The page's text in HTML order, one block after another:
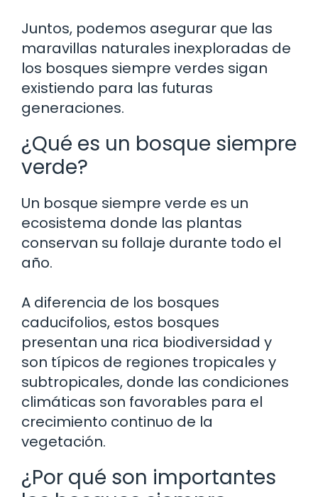
Juntos, podemos asegurar que las
maravillas naturales inexploradas de
los bosques siempre verdes sigan
existiendo para las futuras
generaciones.
¿Qué es un bosque siempre
verde?
Un bosque siempre verde es un
ecosistema donde las plantas
conservan su follaje durante todo el
año.
A diferencia de los bosques
caducifolios, estos bosques
presentan una rica biodiversidad y
son típicos de regiones tropicales y
subtropicales, donde las condiciones
climáticas son favorables para el
crecimiento continuo de la
vegetación.
¿Por qué son importantes